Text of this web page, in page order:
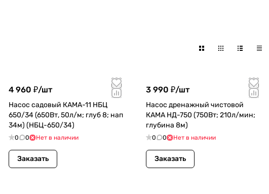
4 960 ₽/шт
Насос садовый КАМА-11 НБЦ
650/34 (650Вт, 50л/м; глуб 8; нап
34м) (НБЦ-650/34)
0 0 Нет в наличии
Заказать
3 990 ₽/шт
Насос дренажный чистовой
КАМА НД-750 (750Вт; 210л/мин;
глубина 8м)
0 0 Нет в наличии
Заказать